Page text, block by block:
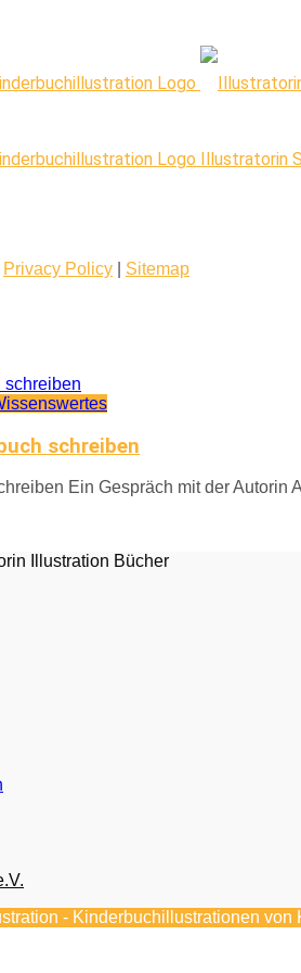
Illustratorin
Privacy Policy
Sitemap
schreiben
Ein Gespräch mit der Autorin
- Kinderbuchillustrationen